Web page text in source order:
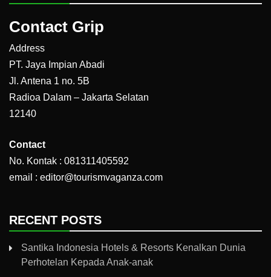
Contact Grip
Address
PT. Jaya Impian Abadi
Jl. Antena 1 no. 5B
Radioa Dalam – Jakarta Selatan
12140
Contact
No. Kontak : 081311405592
email : editor@tourismvaganza.com
RECENT POSTS
Santika Indonesia Hotels & Resorts Kenalkan Dunia
Perhotelan Kepada Anak-anak